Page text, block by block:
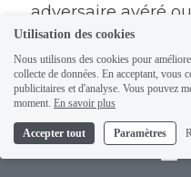
adversaire avéré
Utilisation des cookies
Nous utilisons des cookies pour
collecte de données. En acceptant, vous
publicitaires et d'analyse. Vous pouvez
moment. En savoir plus
Accepter tout Paramètres